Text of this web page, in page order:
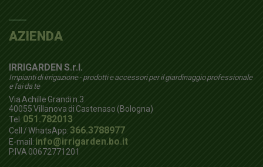
AZIENDA
IRRIGARDEN S.r.l.
Impianti di irrigazione - prodotti e accessori per il giardinaggio professionale
e fai da te
Via Achille Grandi n.3
40055Villanova di Castenaso (Bologna)
Tel. 051.782013
Cell / WhatsApp:366.3788977
E-mail: info@irrigarden.bo.it
P.IVA 00672771201